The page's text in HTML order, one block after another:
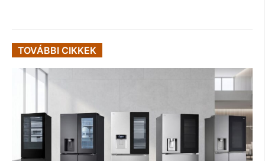
TOVÁBBI CIKKEK